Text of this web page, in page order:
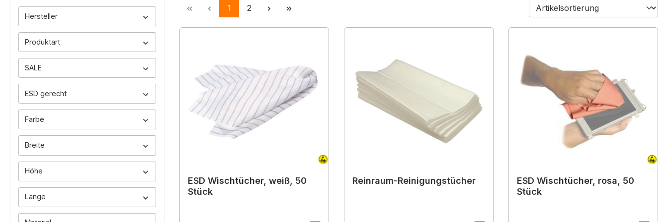
Hersteller
Produktart
SALE
ESD gerecht
Farbe
Breite
Höhe
Länge
Seite
1 Seite
2
ESD Wischtücher, weiß, 50
Stück
Reinraum-Reinigungstücher
ESD Wischtücher, rosa, 50
Stück